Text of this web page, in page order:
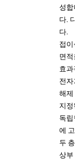
성
다.
다.
접
면
효
전
해제
지
독
에
두
상부